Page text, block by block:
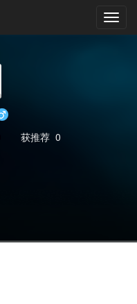
获推荐 0